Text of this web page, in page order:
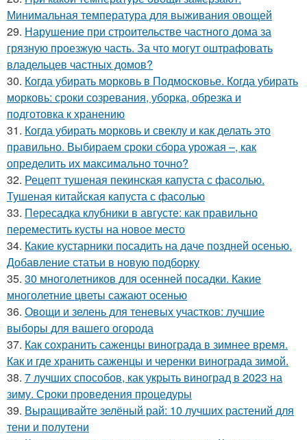
Минимальная температура для выживания овощей
29. Нарушение при строительстве частного дома за
грязную проезжую часть. За что могут оштрафовать
владельцев частных домов?
30. Когда убирать морковь в Подмосковье. Когда убирать
морковь: сроки созревания, уборка, обрезка и
подготовка к хранению
31. Когда убирать морковь и свеклу и как делать это
правильно. Выбираем сроки сбора урожая –, как
определить их максимально точно?
32. Рецепт тушеная пекинская капуста с фасолью.
Тушеная китайская капуста с фасолью
33. Пересадка клубники в августе: как правильно
переместить кусты на новое место
34. Какие кустарники посадить на даче поздней осенью.
Добавление статьи в новую подборку
35. 30 многолетников для осенней посадки. Какие
многолетние цветы сажают осенью
36. Овощи и зелень для теневых участков: лучшие
выборы для вашего огорода
37. Как сохранить саженцы винограда в зимнее время.
Как и где хранить саженцы и черенки винограда зимой.
38. 7 лучших способов, как укрыть виноград в 2023 на
зиму. Сроки проведения процедуры
39. Выращивайте зелёный рай: 10 лучших растений для
тени и полутени